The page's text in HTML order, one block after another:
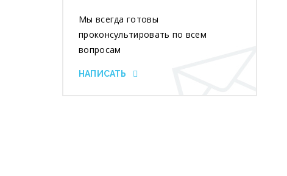
Мы всегда готовы
проконсультировать по всем
вопросам
НАПИСАТЬ